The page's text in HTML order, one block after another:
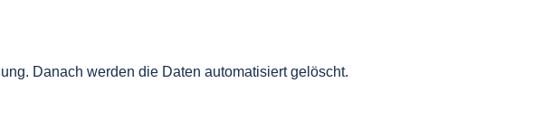
Danach werden die Daten automatisiert gelöscht.